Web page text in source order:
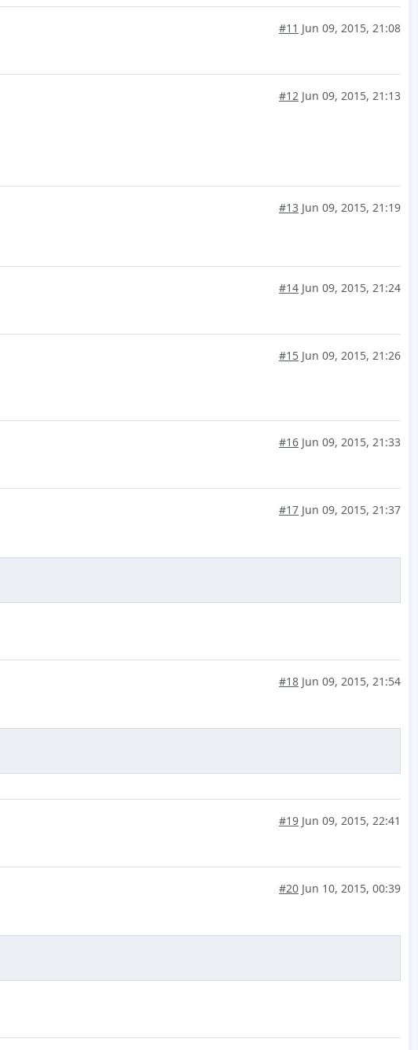
#11 Jun 09, 2015, 21:08
#12 Jun 09, 2015, 21:13
#13 Jun 09, 2015, 21:19
#14 Jun 09, 2015, 21:24
#15 Jun 09, 2015, 21:26
#16 Jun 09, 2015, 21:33
#17 Jun 09, 2015, 21:37
#18 Jun 09, 2015, 21:54
#19 Jun 09, 2015, 22:41
#20 Jun 10, 2015, 00:39